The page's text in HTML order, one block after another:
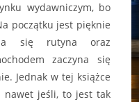
wydawniczym, bo
początku jest pięknie
się rutyna oraz
zaczyna się
Jednak w tej książce
nawet jeśli, to jest tak